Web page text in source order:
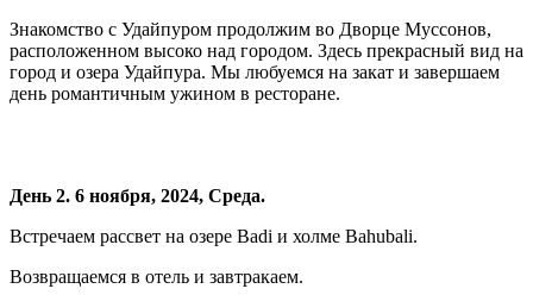
Знакомство с Удайпуром продолжим во Дворце Муссонов,
расположенном высоко над городом. Здесь прекрасный вид на
город и озера Удайпура. Мы любуемся на закат и завершаем
день романтичным ужином в ресторане.
День 2. 6 ноября, 2024, Среда.
Встречаем рассвет на озере Badi и холме Bahubali.
Возвращаемся в отель и завтракаем.